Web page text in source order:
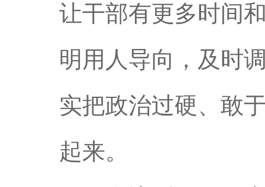
让干部有更多时间
明用人导向，及时
实把政治过硬、敢
起来。